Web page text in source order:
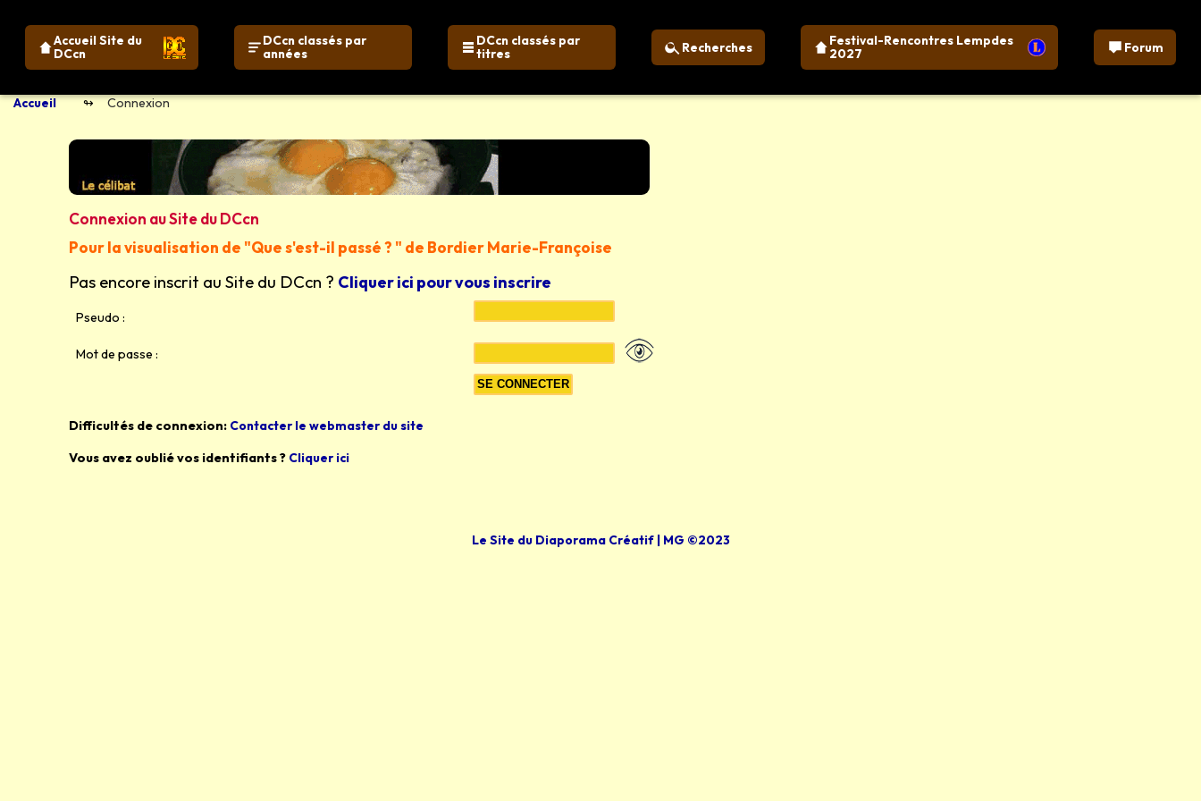
Accueil Connexion
Accueil Site du
DCcn
DCcn classés par
années
DCcn classés par
titres
Recherches
Festival-Rencontres Lempdes
2027
Forum
Connexion au Site du DCcn
Pour la visualisation de "Que s'est-il passé ? " de Bordier Marie-Françoise
Pas encore inscrit au Site du DCcn ? Cliquer ici pour vous inscrire
Pseudo :
Mot de passe :
Difficultés de connexion: Contacter le webmaster du site
Vous avez oublié vos identifiants ? Cliquer ici
Le Site du Diaporama Créatif | MG ©2023